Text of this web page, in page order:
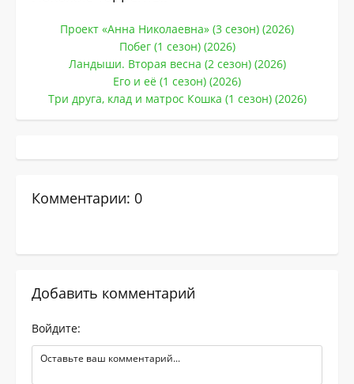
Проект «Анна Николаевна» (3 сезон) (2026)
Побег (1 сезон) (2026)
Ландыши. Вторая весна (2 сезон) (2026)
Его и её (1 сезон) (2026)
Три друга, клад и матрос Кошка (1 сезон) (2026)
Комментарии: 0
Добавить комментарий
Войдите: